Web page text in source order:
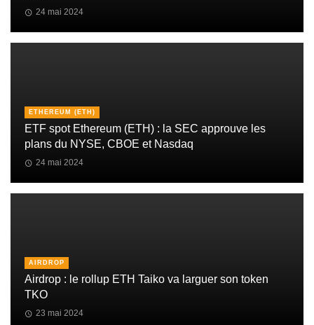
24 mai 2024
ETHEREUM (ETH)
ETF spot Ethereum (ETH) : la SEC approuve les
plans du NYSE, CBOE et Nasdaq
24 mai 2024
AIRDROP
Airdrop : le rollup ETH Taiko va larguer son token
TKO
23 mai 2024